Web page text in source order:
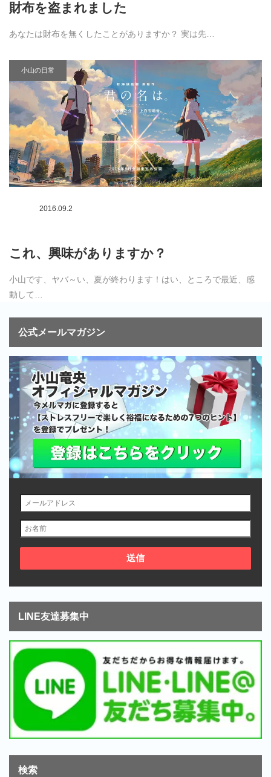
財布を盗まれました
あなたは財布を無くしたことがありますか？ 実は先…
小山の日常
2016.09.2
これ、興味がありますか？
小山です、ヤバ～い、夏が終わります！はい、ところで最近、感
動して…
公式メールマガジン
LINE友達募集中
検索